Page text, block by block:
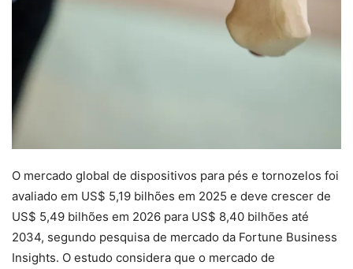
O mercado global de dispositivos para pés e tornozelos foi
avaliado em US$ 5,19 bilhões em 2025 e deve crescer de
US$ 5,49 bilhões em 2026 para US$ 8,40 bilhões até
2034, segundo pesquisa de mercado da Fortune Business
Insights. O estudo considera que o mercado de